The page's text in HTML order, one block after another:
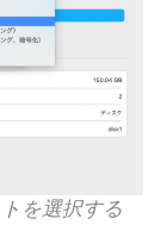
を選択する